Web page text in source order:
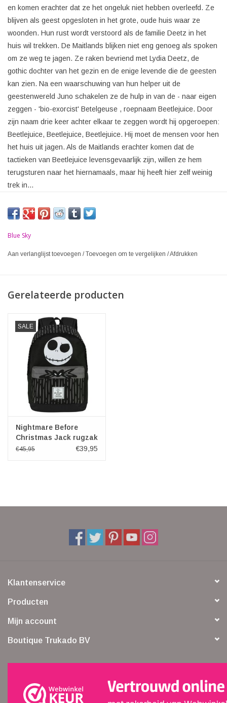
en komen erachter dat ze het ongeluk niet hebben overleefd. Ze
blijven als geest opgesloten in het grote, oude huis waar ze
woonden. Hun rust wordt verstoord als de familie Deetz in het
huis wil trekken. De Maitlands blijken niet eng genoeg als spoken
om ze weg te jagen. Ze raken bevriend met Lydia Deetz, de
gothic dochter van het gezin en de enige levende die de geesten
kan zien. Na een waarschuwing van hun helper uit de
geestenwereld Juno schakelen ze de hulp in van de - naar eigen
zeggen - 'bio-exorcist' Betelgeuse , roepnaam Beetlejuice. Door
zijn naam drie keer achter elkaar te zeggen wordt hij opgeroepen:
Beetlejuice, Beetlejuice, Beetlejuice. Hij moet de mensen voor hen
het huis uit jagen. Als de Maitlands erachter komen dat de
tactieken van Beetlejuice levensgevaarlijk zijn, willen ze hem
terugsturen naar het hiernamaals, maar hij heeft hier zelf weinig
trek in...
Blue Sky
Aan verlanglijst toevoegen /Toevoegen om te vergelijken /Afdrukken
Gerelateerde producten
SALE
Nightmare Before
Christmas Jack rugzak
€45,95 €39,95
Klantenservice
Producten
Mijn account
Boutique Trukado BV